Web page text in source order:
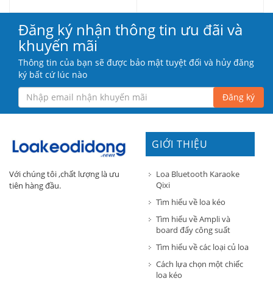
Đăng ký nhận thông tin ưu đãi và
khuyến mãi
Thông tin của bạn sẽ được bảo mật tuyệt đối và hủy đăng
ký bất cứ lúc nào
Đăng ký
Với chúng tôi ,chất lượng là ưu
tiên hàng đầu.
GIỚI THIỆU
Loa Bluetooth Karaoke
Qixi
Tìm hiểu về loa kéo
Tìm hiểu về Ampli và
board đẩy công suất
Tìm hiểu về các loại củ loa
Cách lựa chọn một chiếc
loa kéo